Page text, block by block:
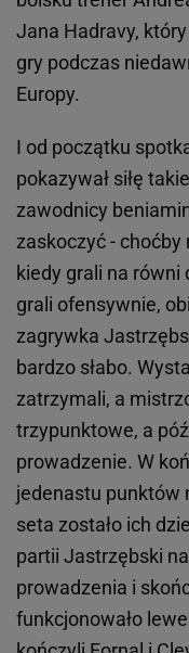
Jana Hadravy,
gry podczas
Europy.
I od początku
pokazywał siłę
zawodnicy
zaskoczyć -
kiedy grali na równi
grali ofensywnie,
zagrywka
bardzo słabo.
zatrzymali, a
trzypunktowe, a
prowadzenie. W
jedenastu punktów
seta zostało ich
partii Jastrzębski
prowadzenia i
funkcjonowało